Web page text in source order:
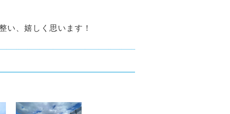
い、嬉しく思います！